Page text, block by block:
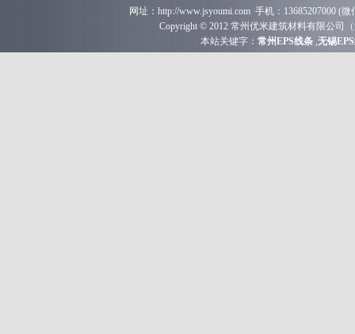
网址： http://www.jsyoumi.com 手机： 13685207000 (微
Copyright © 2012 常州优米建筑材料有限公司
本站关键字： 常州EPS线条 ,无锡